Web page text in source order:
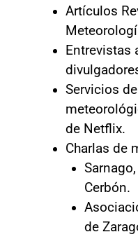
Artículos
Entrevistas
Servicios
de Netflix.
Charlas de
Cerbón.
de